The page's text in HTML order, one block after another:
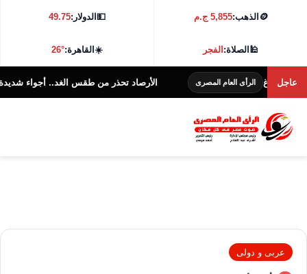
🪙 الذهب:5,855 ج.م 💵الدولار:49.75
🕌الصلاة:الفجر ☀️القاهرة:26°
عاجلالرأى العام المصرى الأرصاد تحذر من طقس الغد.. أجواء شديدة الحرارة و38 درجة
عربى و دولى